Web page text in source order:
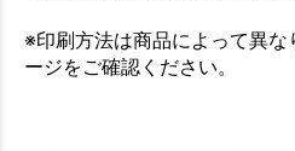
※印刷方法は商品によって異
ージをご確認ください。